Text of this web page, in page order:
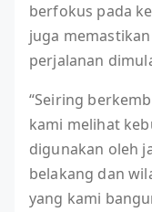
berfokus pada
juga
perjalanan
“Seiring
kami melihat
digunakan oleh
belakang dan
yang kami